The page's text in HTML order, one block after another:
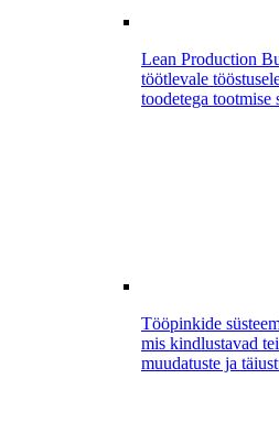
Lean Production
töötlevale
toodetega tootmise
Tööpinkide
mis kindlustavad
muudatuste ja